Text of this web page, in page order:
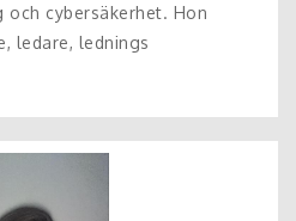
cybersäkerhet. Hon
ledare, lednings